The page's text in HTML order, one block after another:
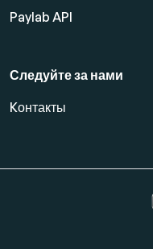
Paylab API
Следуйте за нами
Kонтакты